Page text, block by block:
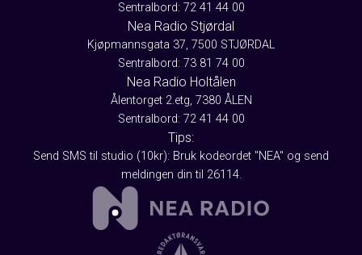
Sentralbord: 72 41 44 00
Nea Radio Stjørdal
Kjøpmannsgata 37, 7500 STJØRDAL
Sentralbord: 73 81 74 00
Nea Radio Holtålen
Ålentorget 2.etg, 7380 ÅLEN
Sentralbord: 72 41 44 00
Tips:
Send SMS til studio (10kr): Bruk kodeordet "NEA" og send
meldingen din til 26114.